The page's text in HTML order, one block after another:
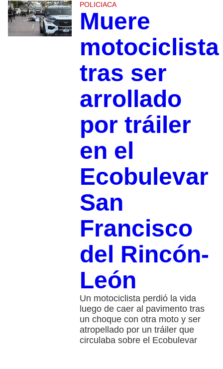
POLICIACA
Muere
motociclista
tras ser
arrollado
por tráiler
en el
Ecobulevar
San
Francisco
del Rincón-
León
Un motociclista perdió la vida
luego de caer al pavimento tras
un choque con otra moto y ser
atropellado por un tráiler que
circulaba sobre el Ecobulevar